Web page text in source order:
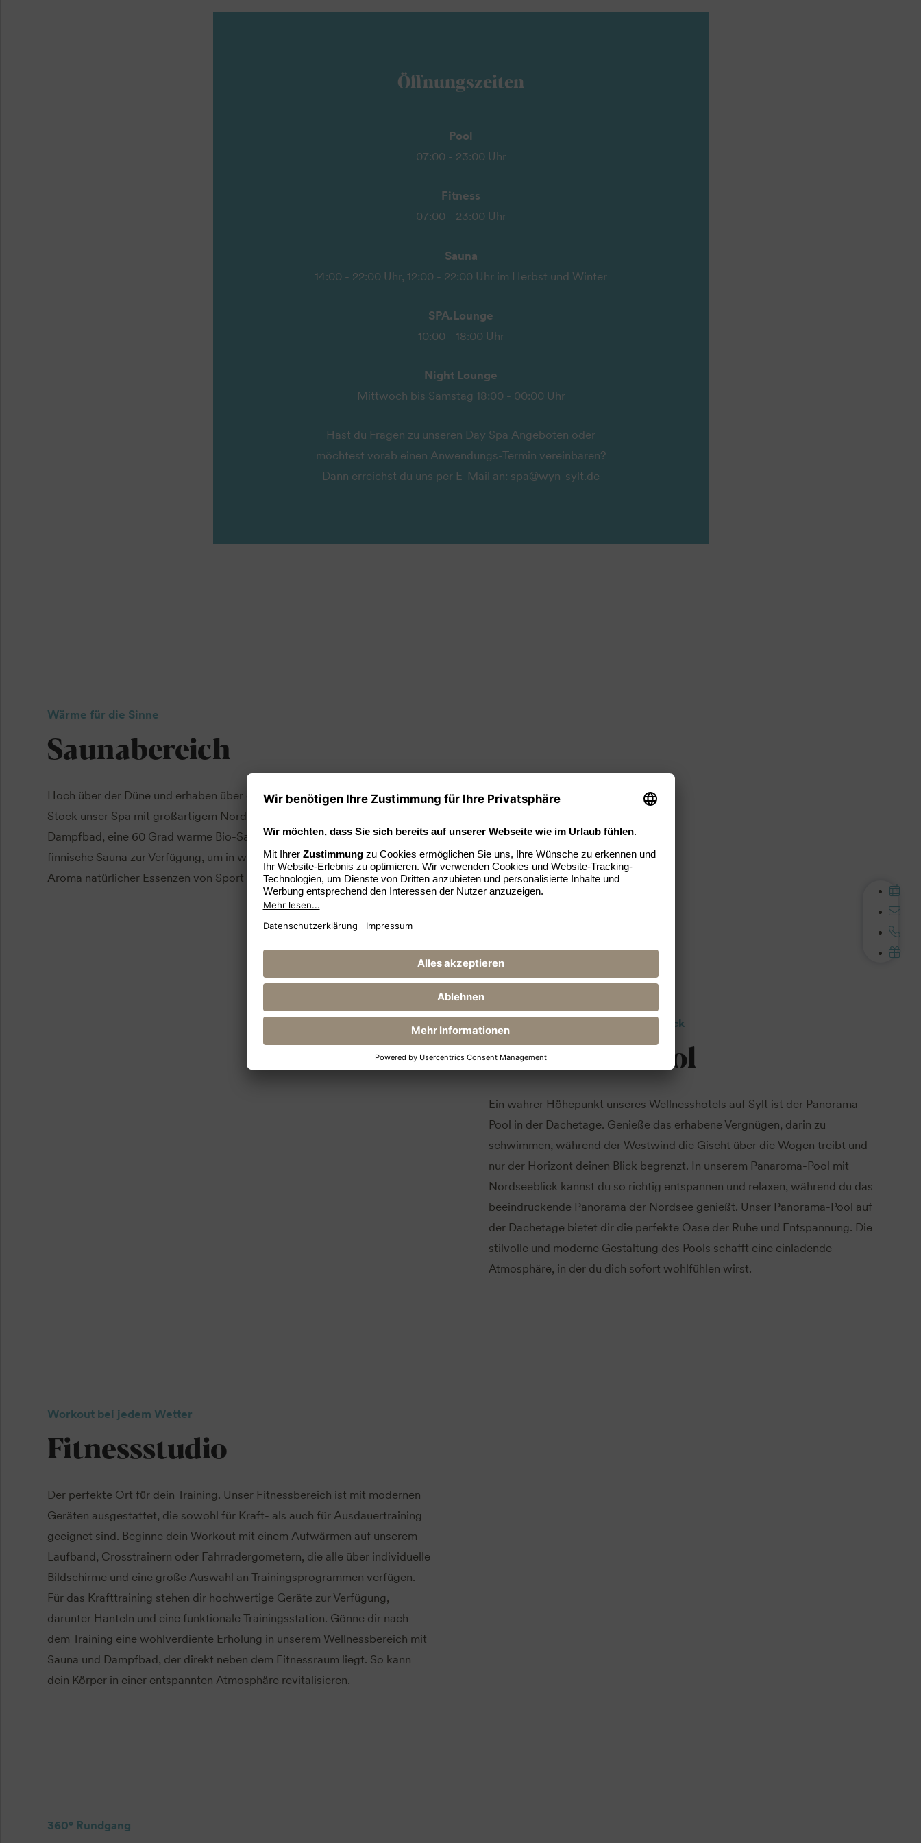
Öffnungszeiten
Pool
07:00 - 23:00 Uhr
Fitness
07:00 - 23:00 Uhr
Sauna
14:00 - 22:00 Uhr, 12:00 - 22:00 Uhr im Herbst und Winter
SPA.Lounge
10:00 - 18:00 Uhr
Night Lounge
Mittwoch bis Samstag 18:00 - 00:00 Uhr
Hast du Fragen zu unseren Day Spa Angeboten oder
möchtest vorab einen Anwendungs-Termin vereinbaren?
Dann erreichst du uns per E-Mail an: spa@wyn-sylt.de
Wärme für die Sinne
Saunabereich
Hoch über der Düne und erhaben über dem Alltagsgeschehen liegt im 5.
Stock unser Spa mit großartigem Nordseepanorama. Hier stehen dir ein
Dampfbad, eine 60 Grad warme Bio-Sauna sowie eine 90 Grad heiße
finnische Sauna zur Verfügung, um in wohliger Wärme und umweht vom
Aroma natürlicher Essenzen von Sport oder Müßiggang zu regenerieren.
Nur der Horizont begrenzt den Blick
Panorama-Pool
Ein wahrer Höhepunkt unseres Wellnesshotels auf Sylt ist der Panorama-
Pool in der Dachetage. Genieße das erhabene Vergnügen, darin zu
schwimmen, während der Westwind die Gischt über die Wogen treibt und
nur der Horizont deinen Blick begrenzt. In unserem Panaroma-Pool mit
Nordseeblick kannst du so richtig entspannen und relaxen, während du das
beeindruckende Panorama der Nordsee genießt. Unser Panorama-Pool auf
der Dachetage bietet dir die perfekte Oase der Ruhe und Entspannung. Die
stilvolle und moderne Gestaltung des Pools schafft eine einladende
Atmosphäre, in der du dich sofort wohlfühlen wirst.
Workout bei jedem Wetter
Fitnessstudio
Der perfekte Ort für dein Training. Unser Fitnessbereich ist mit modernen
Geräten ausgestattet, die sowohl für Kraft- als auch für Ausdauertraining
geeignet sind. Beginne dein Workout mit einem Aufwärmen auf unserem
Laufband, Crosstrainern oder Fahrradergometern, die alle über individuelle
Bildschirme und eine große Auswahl an Trainingsprogrammen verfügen.
Für das Krafttraining stehen dir hochwertige Geräte zur Verfügung,
darunter Hanteln und eine funktionale Trainingsstation. Gönne dir nach
dem Training eine wohlverdiente Erholung in unserem Wellnessbereich mit
Sauna und Dampfbad, der direkt neben dem Fitnessraum liegt. So kann
dein Körper in einer entspannten Atmosphäre revitalisieren.
360° Rundgang